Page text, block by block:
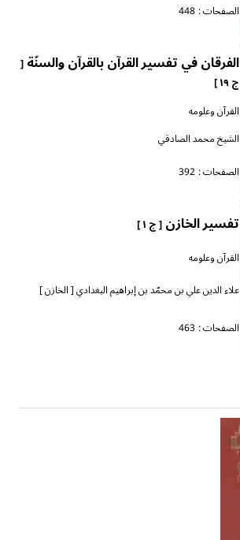
الصفحات : 448
الفرقان في تفسير القرآن بالقرآن والسنّة[
ج ١٩ ]
القرآن وعلومه
الشيخ محمد الصادقي
الصفحات : 392
تفسير الخازن[ ج ١ ]
القرآن وعلومه
علاء الدين علي بن محمّد بن إبراهيم البغدادي [ الخازن ]
الصفحات : 463